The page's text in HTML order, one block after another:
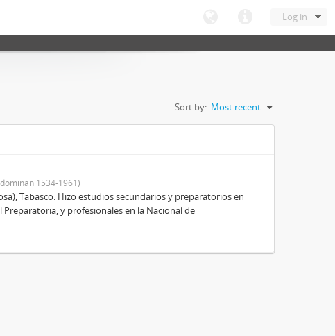
Log in
Sort by: Most recent
1534-1961)
Tabasco. Hizo estudios secundarios y preparatorios en
y profesionales en la Nacional de